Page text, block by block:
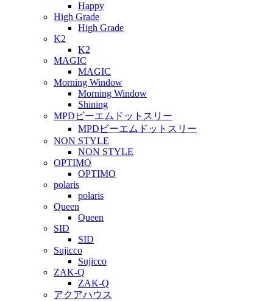
Happy
High Grade
High Grade
K2
K2
MAGIC
MAGIC
Morning Window
Morning Window
Shining
MPDビーエムドットスリー
MPDビーエムドットスリー
NON STYLE
NON STYLE
OPTIMO
OPTIMO
polaris
polaris
Queen
Queen
SID
SID
Sujicco
Sujicco
ZAK-Q
ZAK-Q
アクアハウス